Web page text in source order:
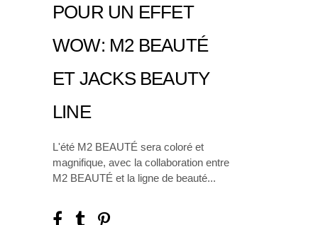
POUR UN EFFET
WOW: M2 BEAUTÉ
ET JACKS BEAUTY
LINE
L'été M2 BEAUTÉ sera coloré et
magnifique, avec la collaboration entre
M2 BEAUTÉ et la ligne de beauté